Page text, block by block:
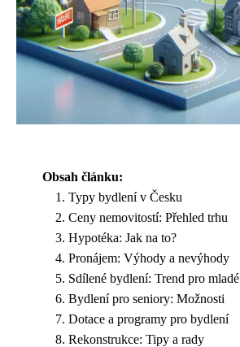
Obsah článku:
Typy bydlení v Česku
Ceny nemovitostí: Přehled trhu
Hypotéka: Jak na to?
Pronájem: Výhody a nevýhody
Sdílené bydlení: Trend pro mladé
Bydlení pro seniory: Možnosti
Dotace a programy pro bydlení
Rekonstrukce: Tipy a rady